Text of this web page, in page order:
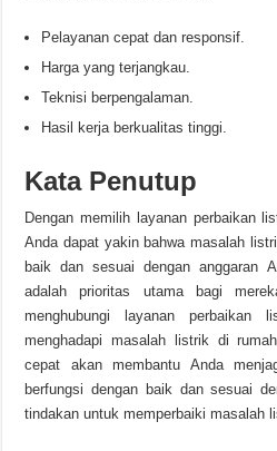
Pelayanan cepat dan responsif.
Harga yang terjangkau.
Teknisi berpengalaman.
Hasil kerja berkualitas tinggi.
Kata Penutup
Dengan memilih layanan perbaikan
Anda dapat yakin bahwa masalah
baik dan sesuai dengan anggaran
adalah prioritas utama bagi
menghubungi layanan
menghadapi masalah listrik di
cepat akan membantu Anda
berfungsi dengan baik dan sesuai
tindakan untuk memperbaiki masalah